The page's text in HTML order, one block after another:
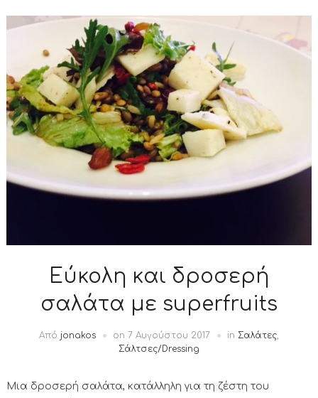
Εύκολη και δροσερή
σαλάτα με superfruits
Από jonakos on 7 Αυγούστου 2017 in Σαλάτες,
Σάλτσες/Dressing
Μια δροσερή σαλάτα, κατάλληλη για τη ζέστη του